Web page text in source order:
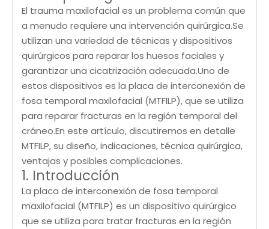
El trauma maxilofacial es un problema común que
a menudo requiere una intervención quirúrgica.Se
utilizan una variedad de técnicas y dispositivos
quirúrgicos para reparar los huesos faciales y
garantizar una cicatrización adecuada.Uno de
estos dispositivos es la placa de interconexión de
fosa temporal maxilofacial (MTFILP), que se utiliza
para reparar fracturas en la región temporal del
cráneo.En este artículo, discutiremos en detalle
MTFILP, su diseño, indicaciones, técnica quirúrgica,
ventajas y posibles complicaciones.
1. Introducción
La placa de interconexión de fosa temporal
maxilofacial (MTFILP) es un dispositivo quirúrgico
que se utiliza para tratar fracturas en la región